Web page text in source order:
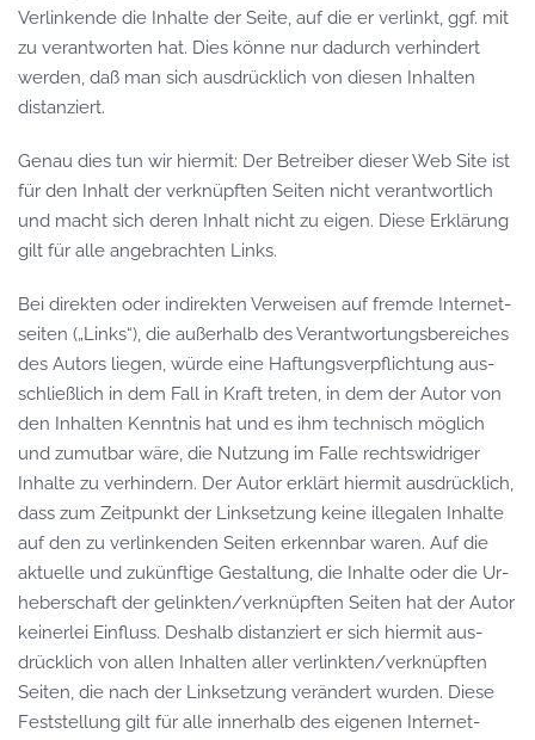
Verlinkende die Inhalte der Seite, auf die er verlinkt, ggf. mit
zu verantworten hat. Dies könne nur dadurch verhindert
werden, daß man sich ausdrücklich von diesen Inhalten
distanziert.
Genau dies tun wir hiermit: Der Betreiber dieser Web Site ist
für den Inhalt der verknüpften Seiten nicht verantwortlich
und macht sich deren Inhalt nicht zu eigen. Diese Erklärung
gilt für alle angebrachten Links.
Bei direkten oder in­direkten Ver­weisen auf fremde Internet­
seiten („Links“), die außer­halb des Ver­antwortungs­be­reiches
des Autors liegen, würde eine Haftungs­ver­pflichtung aus­
schließlich in dem Fall in Kraft treten, in dem der Autor von
den Inhalten Kennt­nis hat und es ihm technisch möglich
und zumut­bar wäre, die Nutzung im Falle rechts­widriger
Inhalte zu ver­hindern. Der Autor erklärt hiermit aus­drücklich,
dass zum Zeit­punkt der Link­setzung keine illegalen Inhalte
auf den zu ver­linkenden Seiten er­kenn­bar waren. Auf die
aktuelle und zu­künftige Ge­staltung, die In­halte oder die Ur­
heber­schaft der gelinkten/­verknüpften Seiten hat der Autor
keiner­lei Einfluss. Deshalb distanziert er sich hiermit aus­
drücklich von allen Inhalten aller ver­linkten/­verknüpften
Seiten, die nach der Link­setzung verändert wurden. Diese
Fest­stellung gilt für alle inner­halb des eigenen Internet­